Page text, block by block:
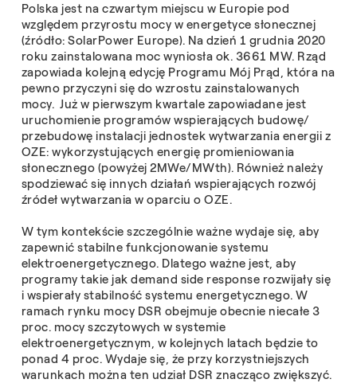
Polska jest na czwartym miejscu w Europie pod
względem przyrostu mocy w energetyce słonecznej
(źródło: SolarPower Europe). Na dzień 1 grudnia 2020
roku zainstalowana moc wyniosła ok. 3661 MW. Rząd
zapowiada kolejną edycję Programu Mój Prąd, która na
pewno przyczyni się do wzrostu zainstalowanych
mocy. Już w pierwszym kwartale zapowiadane jest
uruchomienie programów wspierających budowę/
przebudowę instalacji jednostek wytwarzania energii z
OZE: wykorzystujących energię promieniowania
słonecznego (powyżej 2MWe/MWth). Również należy
spodziewać się innych działań wspierających rozwój
źródeł wytwarzania w oparciu o OZE.
W tym kontekście szczególnie ważne wydaje się, aby
zapewnić stabilne funkcjonowanie systemu
elektroenergetycznego. Dlatego ważne jest, aby
programy takie jak demand side response rozwijały się
i wspierały stabilność systemu energetycznego. W
ramach rynku mocy DSR obejmuje obecnie niecałe 3
proc. mocy szczytowych w systemie
elektroenergetycznym, w kolejnych latach będzie to
ponad 4 proc. Wydaje się, że przy korzystniejszych
warunkach można ten udział DSR znacząco zwiększyć.